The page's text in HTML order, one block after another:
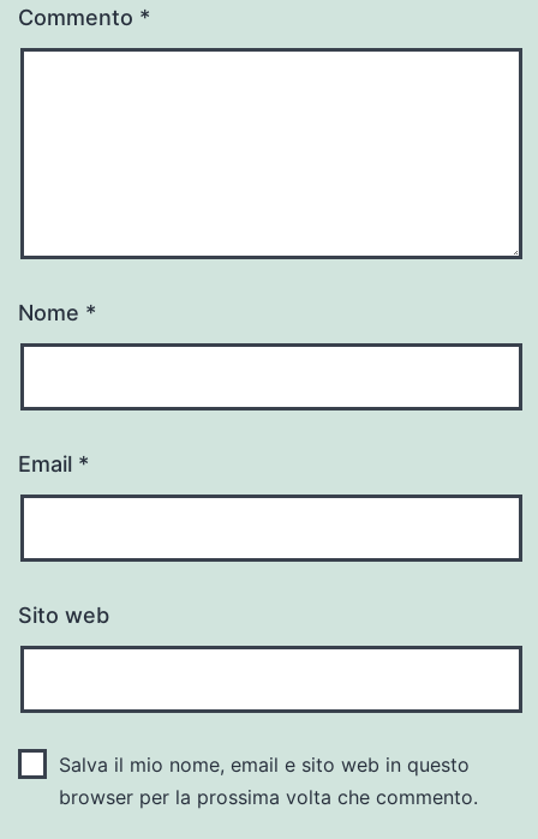
Commento *
Nome *
Email *
Sito web
Salva il mio nome, email e sito web in questo
browser per la prossima volta che commento.